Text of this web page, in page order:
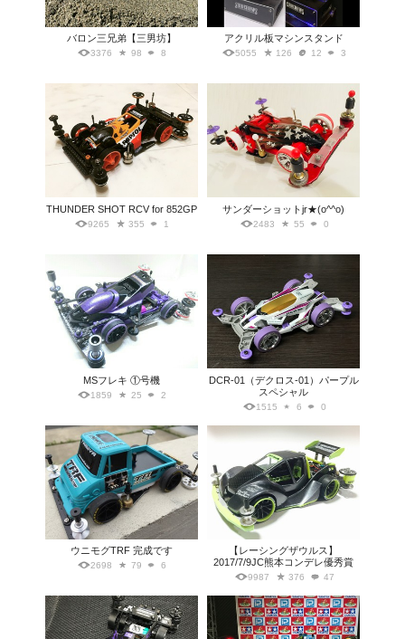
バロン三兄弟【三男坊】
3376 98 8
アクリル板マシンスタンド
5055 126 12 3
THUNDER SHOT RCV for 852GP
9265 355 1
サンダーショットjr★(o^^o)
2483 55 0
MSフレキ ①号機
1859 25 2
DCR-01（デクロス-01）パープル
スペシャル
1515 6 0
ウニモグTRF 完成です
2698 79 6
【レーシングザウルス】
2017/7/9JC熊本コンデレ優秀賞
9987 376 47